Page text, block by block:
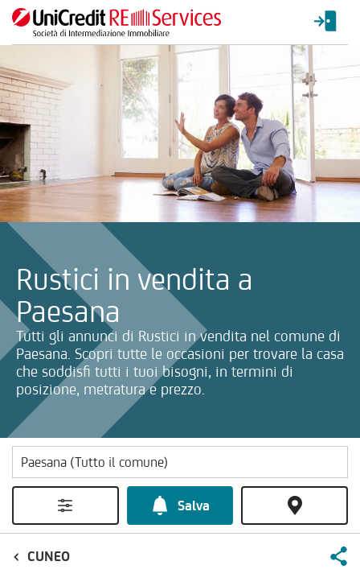
Rustici in vendita a
Paesana
Tutti gli annunci di Rustici in vendita nel comune di
Paesana. Scopri tutte le occasioni per trovare la casa
che soddisfi tutti i tuoi bisogni, in termini di
posizione, metratura e prezzo.
La ricerca verrà inviata automaticamente alla selezione delle
Salva
CUNEO